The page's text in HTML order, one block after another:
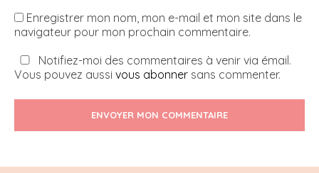
Enregistrer mon nom, mon e-mail et mon site dans le
navigateur pour mon prochain commentaire.
Notifiez-moi des commentaires à venir via émail.
Vous pouvez aussi vous abonner sans commenter.
ENVOYER MON COMMENTAIRE